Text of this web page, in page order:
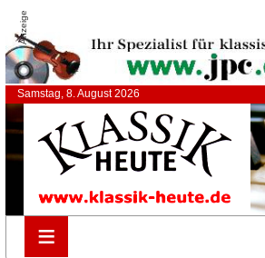
Anzeige
Samstag, 8. August 2026
≡
≡